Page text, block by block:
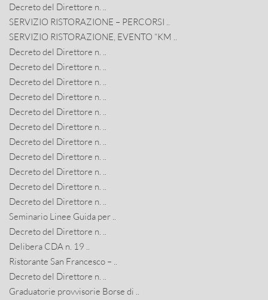
Decreto del Direttore n. ..
SERVIZIO RISTORAZIONE – PERCORSI ..
SERVIZIO RISTORAZIONE, EVENTO “KM ..
Decreto del Direttore n. ..
Decreto del Direttore n. ..
Decreto del Direttore n. ..
Decreto del Direttore n. ..
Decreto del Direttore n. ..
Decreto del Direttore n. ..
Decreto del Direttore n. ..
Decreto del Direttore n. ..
Decreto del Direttore n. ..
Decreto del Direttore n. ..
Decreto del Direttore n. ..
Seminario Linee Guida per ..
Decreto del Direttore n. ..
Delibera CDA n. 19 ..
Ristorante San Francesco – ..
Decreto del Direttore n. ..
Graduatorie provvisorie Borse di ..